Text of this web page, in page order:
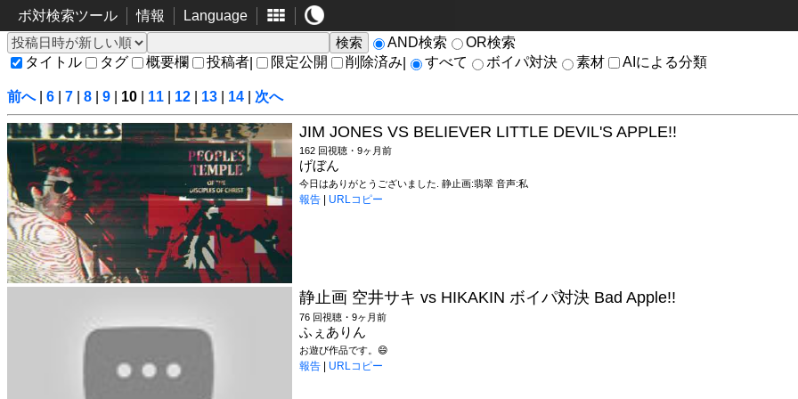
ボ対検索ツール 情報
Language
AND検索
OR検索
タイトル
タグ 概要欄 投稿者 限定公開 削除済み すべて ボイパ対決 素材 AIによる分類
前へ| 6 7 8 9 10 11 12 13 14 次へ
JIM JONES VS BELIEVER LITTLE DEVIL'S APPLE!!
162 回視聴・9ヶ月前
げぼん
今日はありがとうございました. 静止画:翡翠 音声:私
報告 URLコピー
静止画 空井サキ vs HIKAKIN ボイパ対決 Bad Apple!!
76 回視聴・9ヶ月前
ふぇありん
お遊び作品です。😄
報告 URLコピー